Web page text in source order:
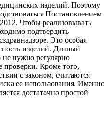
изделий. Поэтому
Постановлением
Чтобы реализовывать
подтвердить
Это особая
изделий. Данный
не нужно регулярно
проверки. Кроме того,
с законом, считаются
ее использования. Именно
достаточно простой